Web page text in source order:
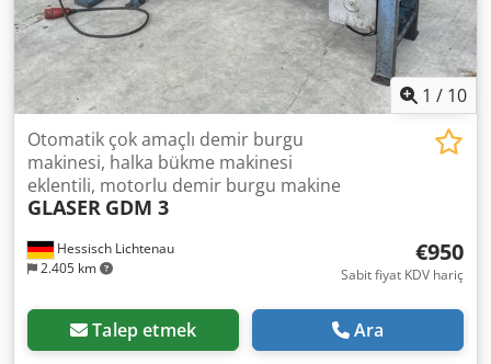
1 / 10
Hessisch Lichtenau
2.405 km
Otomatik çok amaçlı demir burgu
makinesi, halka bükme makinesi
eklentili, motorlu demir burgu makine
GLASER GDM 3
€950
Sabit fiyat KDV hariç
Talep etmek Ara